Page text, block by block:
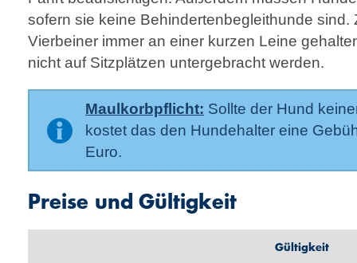
sofern sie keine Behinderten­begleithunde sind.
Vierbeiner immer an einer kurzen Leine
nicht auf Sitzplätzen untergebracht werden.
Maulkorbpflicht: Sollte der Hund
kostet das den Hundehalter eine
Euro.
Preise und Gültigkeit
Gültigkeit